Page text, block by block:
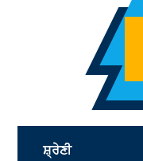
ਸ਼੍ਰੇਣੀ